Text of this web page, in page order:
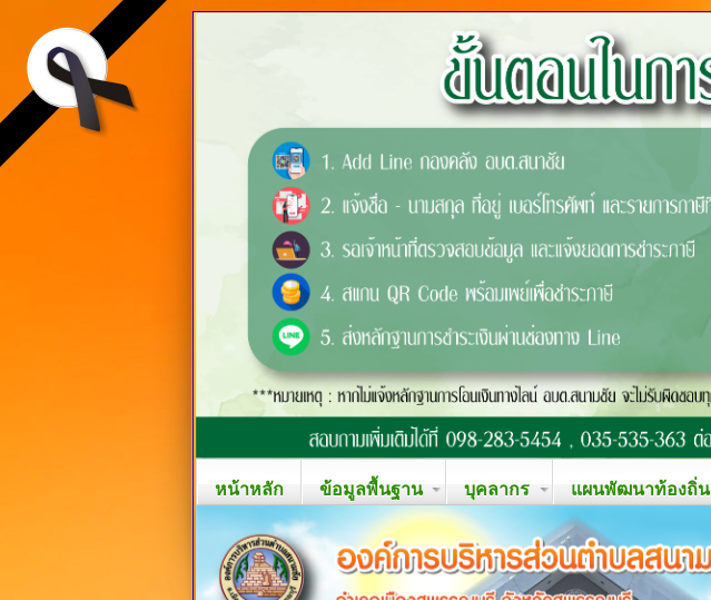
หน้าหลัก ข้อมูลพื้นฐาน บุคลากร แผนพัฒนาท้องถิ่น